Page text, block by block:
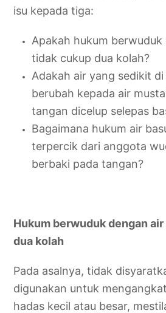
isu kepada tiga:
Apakah hukum
tidak cukup dua kolah?
Adakah air yang sedikit
berubah kepada air
tangan dicelup selepas
Bagaimana hukum air
terpercik dari anggota
berbaki pada tangan?
Hukum berwuduk dengan
dua kolah
Pada asalnya, tidak
digunakan untuk
hadas kecil atau besar,